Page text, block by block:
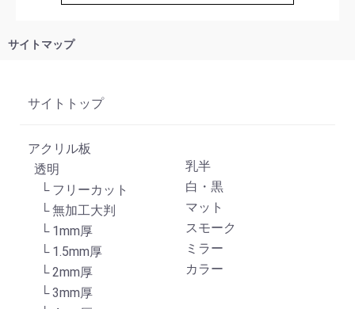
サイトマップ
サイトトップ
アクリル板
透明
└ フリーカット
└ 無加工大判
└ 1mm厚
└ 1.5mm厚
└ 2mm厚
└ 3mm厚
乳半
白・黒
マット
スモーク
ミラー
カラー